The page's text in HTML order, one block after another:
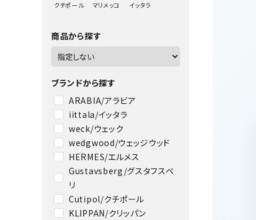
クチポール マリメッコ イッタラ
商品から探す
ブランドから探す
ARABIA/アラビア
iittala/イッタラ
weck/ウェック
wedgwood/ウェッジウッド
HERMES/エルメス
Gustavsberg/グスタフスベ
リ
Cutipol/クチポール
KLIPPAN/クリッパン